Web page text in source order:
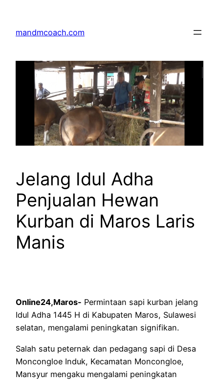
content
mandmcoach.com
Jelang Idul Adha
Penjualan Hewan
Kurban di Maros Laris
Manis
Online24,Maros- Permintaan sapi kurban jelang
Idul Adha 1445 H di Kabupaten Maros, Sulawesi
selatan, mengalami peningkatan signifikan.
Salah satu peternak dan pedagang sapi di Desa
Moncongloe Induk, Kecamatan Moncongloe,
Mansyur mengaku mengalami peningkatan